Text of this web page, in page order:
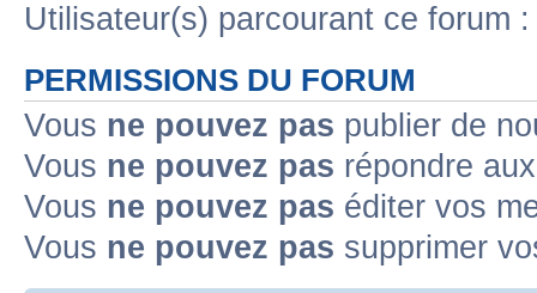
Utilisateur(s) parcourant ce forum
PERMISSIONS DU FORUM
Vous ne pouvez pas publier de
Vous ne pouvez pas répondre
Vous ne pouvez pas éditer vos
Vous ne pouvez pas supprimer